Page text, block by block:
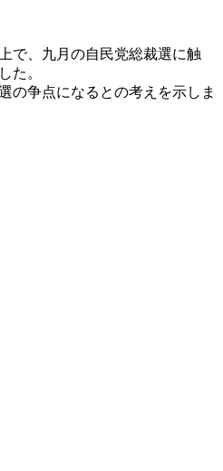
で、九月の自民党総裁選に触
た。
の争点になるとの考えを示しま